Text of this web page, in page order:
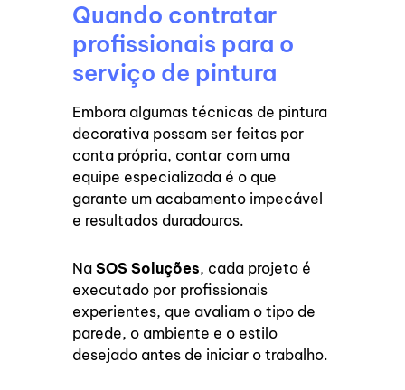
Quando contratar
profissionais para o
serviço de pintura
Embora algumas técnicas de pintura
decorativa possam ser feitas por
conta própria, contar com uma
equipe especializada é o que
garante um acabamento impecável
e resultados duradouros.
NaSOS Soluções, cada projeto é
executado por profissionais
experientes, que avaliam o tipo de
parede, o ambiente e o estilo
desejado antes de iniciar o trabalho.